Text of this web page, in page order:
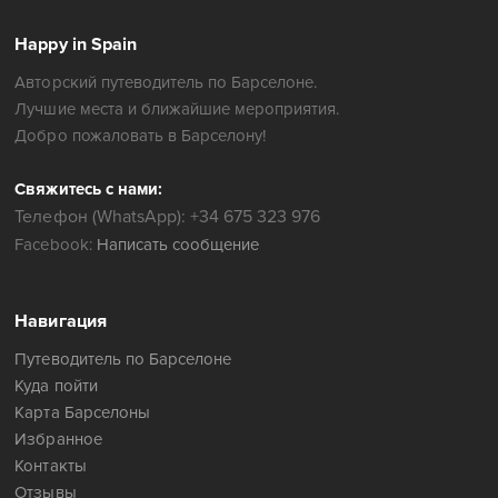
Happy in Spain
Авторский путеводитель по Барселоне.
Лучшие места и ближайшие мероприятия.
Добро пожаловать в Барселону!
Свяжитесь с нами:
Телефон (WhatsApp): +34 675 323 976
Facebook: Написать сообщение
Навигация
Путеводитель по Барселоне
Куда пойти
Карта Барселоны
Избранное
Контакты
Отзывы